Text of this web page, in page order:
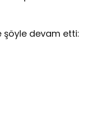
şöyle devam etti: